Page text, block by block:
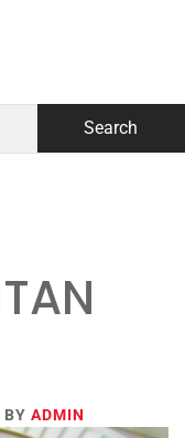
BY ADMIN